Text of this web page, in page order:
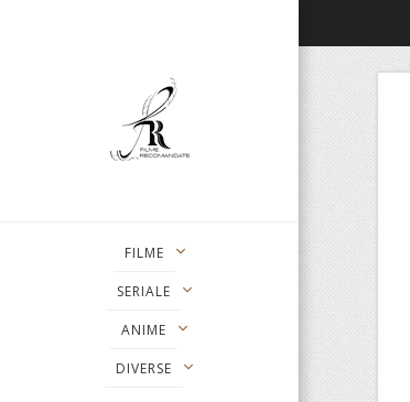
FILME
SERIALE
ANIME
DIVERSE